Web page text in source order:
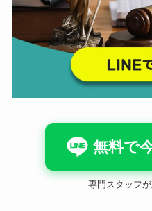
無料で
専門スタッフが